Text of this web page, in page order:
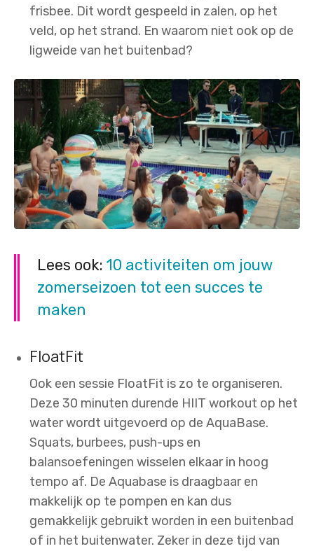
frisbee. Dit wordt gespeeld in zalen, op het
veld, op het strand. En waarom niet ook op de
ligweide van het buitenbad?
Lees ook: 10 activiteiten om jouw
zomerseizoen tot een succes te
maken
FloatFit
Ook een sessie FloatFit is zo te organiseren.
Deze 30 minuten durende HIIT workout op het
water wordt uitgevoerd op de AquaBase.
Squats, burbees, push-ups en
balansoefeningen wisselen elkaar in hoog
tempo af. De Aquabase is draagbaar en
makkelijk op te pompen en kan dus
gemakkelijk gebruikt worden in een buitenbad
of in het buitenwater. Zeker in deze tijd van